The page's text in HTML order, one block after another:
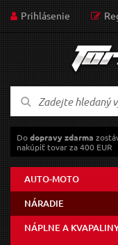
Prihlásenie
Dodopravy zdarma
nakúpiť tovar za 400 EUR
AUTO-MOTO
NÁRADIE
NÁPLNE A